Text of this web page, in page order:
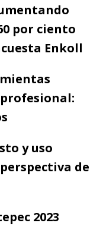
por ciento
Enkoll
y uso
de
2023